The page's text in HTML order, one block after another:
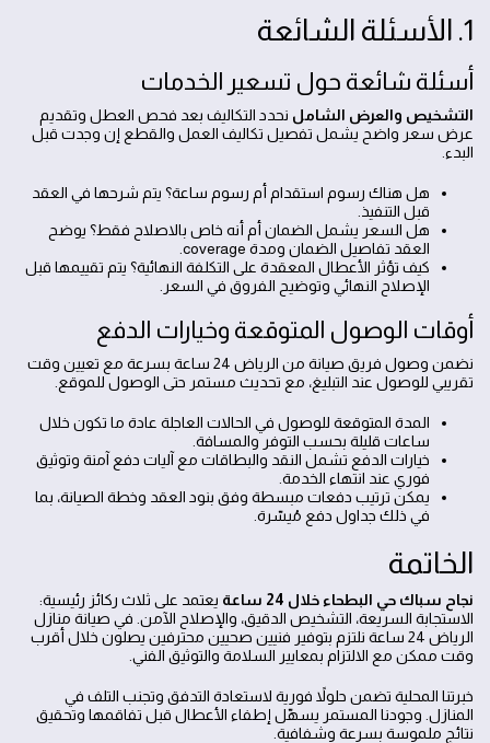
1. الأسئلة الشائعة
أسئلة شائعة حول تسعير الخدمات
التشخيص والعرض الشامل نحدد التكاليف بعد فحص العطل وتقديم
عرض سعر واضح يشمل تفصيل تكاليف العمل والقطع إن وجدت قبل
البدء.
هل هناك رسوم استقدام أم رسوم ساعة؟ يتم شرحها في العقد
قبل التنفيذ.
هل السعر يشمل الضمان أم أنه خاص بالاصلاح فقط؟ يوضح
العقد تفاصيل الضمان ومدة coverage.
كيف تؤثر الأعطال المعقدة على التكلفة النهائية؟ يتم تقييمها قبل
الإصلاح النهائي وتوضيح الفروق في السعر.
أوقات الوصول المتوقعة وخيارات الدفع
نضمن وصول فريق صيانة من الرياض 24 ساعة بسرعة مع تعيين وقت
تقريبي للوصول عند التبليغ، مع تحديث مستمر حتى الوصول للموقع.
المدة المتوقعة للوصول في الحالات العاجلة عادة ما تكون خلال
ساعات قليلة بحسب التوفر والمسافة.
خيارات الدفع تشمل النقد والبطاقات مع آليات دفع آمنة وتوثيق
فوري عند انتهاء الخدمة.
يمكن ترتيب دفعات مبسطة وفق بنود العقد وخطة الصيانة، بما
في ذلك جداول دفع مُيسّرة.
الخاتمة
نجاح سباك حي البطحاء خلال 24 ساعة
يعتمد على ثلاث ركائز رئيسية:
الاستجابة السريعة، التشخيص الدقيق، والإصلاح الآمن. في صيانة منازل
الرياض 24 ساعة نلتزم بتوفير فنيين صحيين محترفين يصلون خلال أقرب
وقت ممكن مع الالتزام بمعايير السلامة والتوثيق الفني.
خبرتنا المحلية تضمن حلولاً فورية لاستعادة التدفق وتجنب التلف في
المنازل. وجودنا المستمر يسهّل إطفاء الأعطال قبل تفاقمها وتحقيق
نتائج ملموسة بسرعة وشفافية.